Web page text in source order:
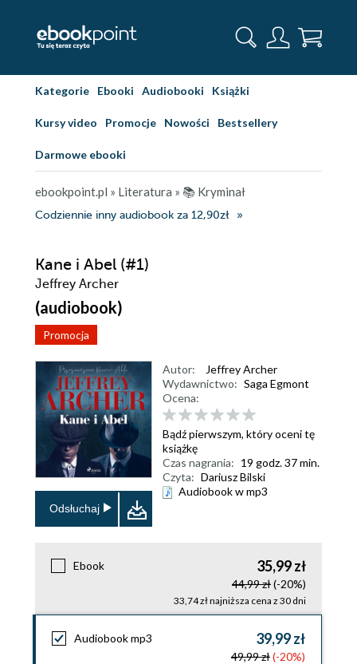
Kategorie Ebooki Audiobooki Książki
Kursy video Promocje Nowości Bestsellery
Darmowe ebooki
ebookpoint.pl » Literatura » 📚 Kryminał
Codziennie inny audiobook za 12,90zł
Kane i Abel (#1)
Jeffrey Archer
(audiobook)
Promocja
Odsłuchaj
Autor:
Jeffrey Archer
Wydawnictwo: Saga Egmont
Ocena:
Bądź pierwszym, który oceni tę
książkę
Czas nagrania: 19 godz. 37 min.
Czyta: Dariusz Bilski
Audiobook w mp3
Ebook 35,99 zł
44,99 zł(-20%)
33,74 zł najniższa cena z 30 dni
Audiobook mp3 39,99 zł
49,99 zł(-20%)